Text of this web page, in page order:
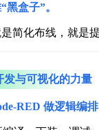
盒子”。
简化布线，就是提
发与可视化的力量
RED 做逻辑编